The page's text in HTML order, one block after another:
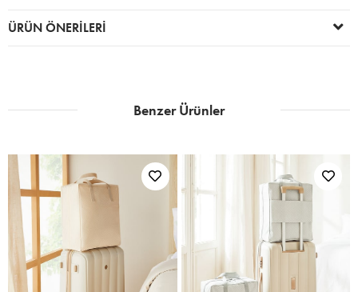
ÜRÜN ÖNERILERI
Benzer Ürünler